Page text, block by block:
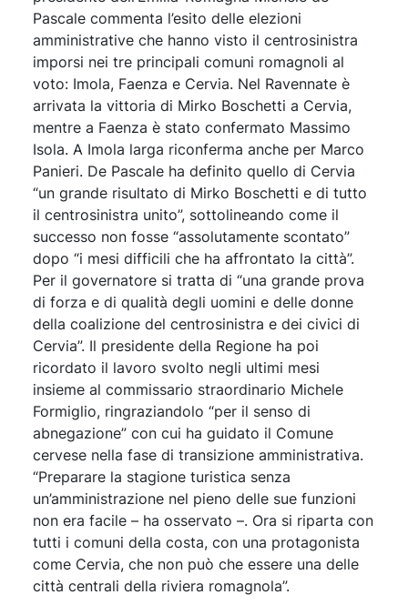
Pascale commenta l’esito delle elezioni
amministrative che hanno visto il centrosinistra
imporsi nei tre principali comuni romagnoli al
voto: Imola, Faenza e Cervia. Nel Ravennate è
arrivata la vittoria di Mirko Boschetti a Cervia,
mentre a Faenza è stato confermato Massimo
Isola. A Imola larga riconferma anche per Marco
Panieri. De Pascale ha definito quello di Cervia
“un grande risultato di Mirko Boschetti e di tutto
il centrosinistra unito”, sottolineando come il
successo non fosse “assolutamente scontato”
dopo “i mesi difficili che ha affrontato la città”.
Per il governatore si tratta di “una grande prova
di forza e di qualità degli uomini e delle donne
della coalizione del centrosinistra e dei civici di
Cervia”. Il presidente della Regione ha poi
ricordato il lavoro svolto negli ultimi mesi
insieme al commissario straordinario Michele
Formiglio, ringraziandolo “per il senso di
abnegazione” con cui ha guidato il Comune
cervese nella fase di transizione amministrativa.
“Preparare la stagione turistica senza
un’amministrazione nel pieno delle sue funzioni
non era facile – ha osservato –. Ora si riparta con
tutti i comuni della costa, con una protagonista
come Cervia, che non può che essere una delle
città centrali della riviera romagnola”.